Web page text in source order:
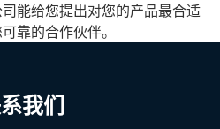
能给您提出对您的产品最合适
靠的合作伙伴。
我们